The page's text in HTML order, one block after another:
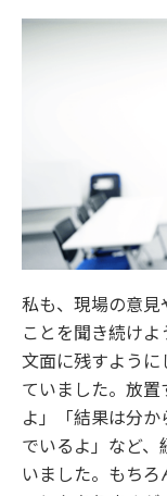
私も、現場の意
ことを聞き続け
文面に残すよう
ていました。放
よ」「結果は分
でいるよ」など
いました。もち